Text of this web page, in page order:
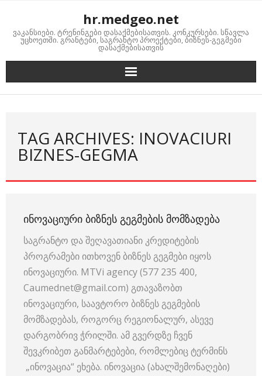
content
hr.medgeo.net
ვაკანსიები. ტრენინგები დასაქმებისათვის. კონკურსები. სწავლა
უცხოეთში. გრანტები, საგრანტო პროექტები, ბიზნეს-გეგმები
დასაქმებისათვის
TAG ARCHIVES: INOVACIURI
BIZNES-GEGMA
ᲘᲜᲝᲕᲐᲪᲘᲣᲠᲘ ᲑᲘᲖᲜᲔᲡ ᲒᲔᲒᲛᲔᲑᲘᲡ ᲛᲝᲛᲖᲐᲓᲔᲑᲐ
საგრანტო და შეღავათიანი კრედიტების
პროგრამები ითხოვენ ბიზნეს გეგმები იყოს
ინოვაციური. MTVi agency (577 235 400,
Caumednet@gmail.com) გთავაზობთ
ინოვაციური, საავტორო ბიზნეს გეგმების
მომზადებას, როგორც რეგიონალურ, ასევე
დარგობრივ ჭრილში. ამ გვერდზე ჩვენ
შევკრიბეთ განმარტებები, რომლებიც ტერმინს
„ინოვაცია“ ეხება. ინოვაცია (ახალშემონაღები)